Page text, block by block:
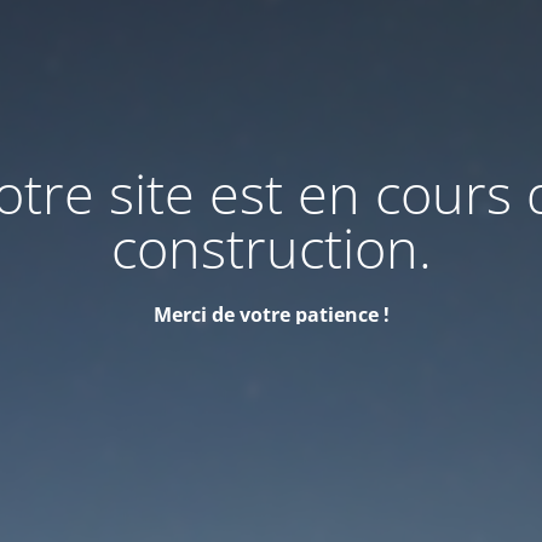
site est en cours
construction.
Merci de votre patience !